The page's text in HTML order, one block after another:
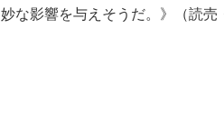
妙な影響を与えそうだ。》（読売